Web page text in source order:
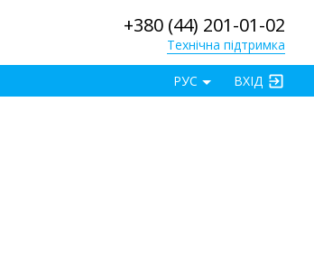
+380 (44) 201-01-02
Технічна підтримка
ВХІД
РУС